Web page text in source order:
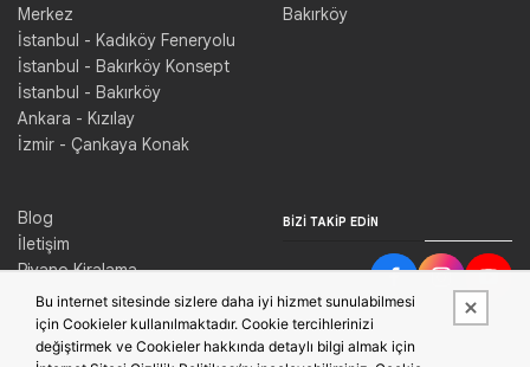
Merkez
İstanbul - Kadıköy Feneryolu
İstanbul - Bakırköy Konsept
İstanbul - Bakırköy
Ankara - Kızılay
İzmir - Çankaya Konak
Bakırköy
Blog
İletişim
Piyano Kiralama
Konser Salonu Kiralama
BIZI TAKIP EDIN
Bu internet sitesinde sizlere daha iyi hizmet sunulabilmesi
için Cookieler kullanılmaktadır. Cookie tercihlerinizi
değiştirmek ve Cookieler hakkında detaylı bilgi almak için